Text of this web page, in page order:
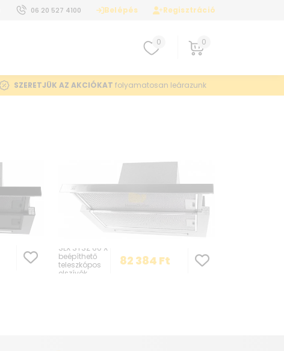
06 20 527 4100 Belépés Regisztráció
0 0
SZERETJÜK AZ AKCIÓKAT folyamatosan leárazunk
SLX STSZ 60 X
beépíthető
teleszkópos
elszívók
82 384 Ft